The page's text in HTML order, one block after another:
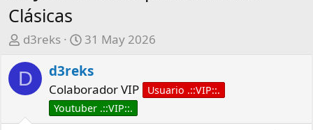
Clásicas
A
t
o
d3reks
F
c
h
a
d
31 May 2026
D d3reks
Colaborador VIP
Usuario .::VIP::.
Youtuber .::VIP::.